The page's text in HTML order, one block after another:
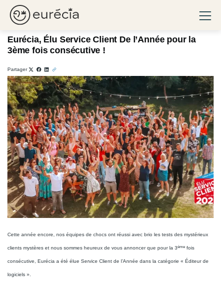
Evènement
21/11/2022
Eurécia, Élu Service Client De l’Année pour la
3ème fois consécutive !
Partager
Cette année encore, nos équipes de chocs ont réussi avec brio les tests des mystérieux
clients mystères et nous sommes heureux de vous annoncer que pour la 3ème fois
consécutive, Eurécia a été élue Service Client de l’Année dans la catégorie « Éditeur de
logiciels ».